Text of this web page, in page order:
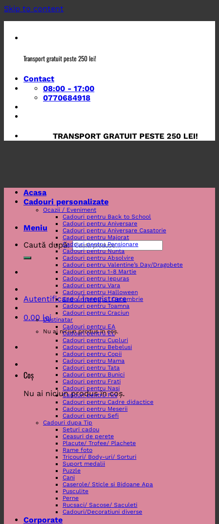
Skip to content
Transport gratuit peste 250 lei!
Contact
08:00 - 17:00
0770684918
TRANSPORT GRATUIT PESTE 250 LEI!
Meniu
Caută după:
Autentificare / Înregistrare
0.00 lei
Nu ai niciun produs în coș.
Coș
Nu ai niciun produs în coș.
Acasa
Cadouri personalizate
Ocazii / Eveniment
Cadouri pentru Back to School
Cadouri pentru Aniversare
Cadouri pentru Aniversare Casatorie
Cadouri pentru Majorat
Cadouri pentru Pensionare
Cadouri pentru Nunta
Cadouri pentru Absolvire
Cadouri pentru Valentine’s Day/Dragobete
Cadouri pentru 1-8 Martie
Cadouri pentru Iepuras
Cadouri pentru Vara
Cadouri pentru Halloween
Cadouri pentru 1 Decembrie
Cadouri pentru Toamna
Cadouri pentru Craciun
Destinatar
Cadouri pentru EA
Cadouri pentru EL
Cadouri pentru Cupluri
Cadouri pentru Bebelusi
Cadouri pentru Copii
Cadouri pentru Mama
Cadouri pentru Tata
Cadouri pentru Bunici
Cadouri pentru Frati
Cadouri pentru Nasi
Cadouri pentru Fini
Cadouri pentru Cadre didactice
Cadouri pentru Meserii
Cadouri pentru Sefi
Cadouri dupa Tip
Seturi cadou
Ceasuri de perete
Placute/ Trofee/ Plachete
Rame foto
Tricouri/ Body-uri/ Sorturi
Suport medalii
Puzzle
Cani
Caserole/ Sticle si Bidoane Apa
Pusculite
Perne
Rucsaci/ Sacose/ Saculeti
Cadouri/Decoratiuni diverse
Corporate